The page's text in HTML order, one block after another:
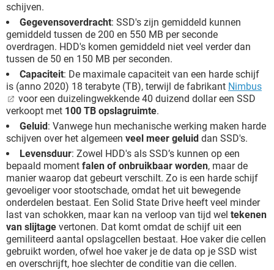
schijven.
Gegevensoverdracht: SSD's zijn gemiddeld kunnen
gemiddeld tussen de 200 en 550 MB per seconde
overdragen. HDD's komen gemiddeld niet veel verder dan
tussen de 50 en 150 MB per seconden.
Capaciteit: De maximale capaciteit van een harde schijf
is (anno 2020) 18 terabyte (TB), terwijl de fabrikant Nimbus
voor een duizelingwekkende 40 duizend dollar een SSD
verkoopt met 100 TB opslagruimte.
Geluid: Vanwege hun mechanische werking maken harde
schijven over het algemeen veel meer geluid dan SSD's.
Levensduur: Zowel HDD's als SSD’s kunnen op een
bepaald moment falen of onbruikbaar worden, maar de
manier waarop dat gebeurt verschilt. Zo is een harde schijf
gevoeliger voor stootschade, omdat het uit bewegende
onderdelen bestaat. Een Solid State Drive heeft veel minder
last van schokken, maar kan na verloop van tijd wel tekenen
van slijtage vertonen. Dat komt omdat de schijf uit een
gemiliteerd aantal opslagcellen bestaat. Hoe vaker die cellen
gebruikt worden, ofwel hoe vaker je de data op je SSD wist
en overschrijft, hoe slechter de conditie van die cellen.